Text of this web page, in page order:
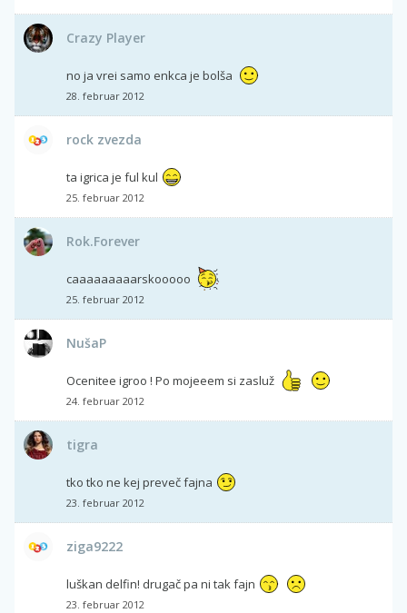
Crazy Player
no ja vrei samo enkca je bolša
28. februar 2012
rock zvezda
ta igrica je ful kul
25. februar 2012
Rok.Forever
caaaaaaaaarskooooo
25. februar 2012
NušaP
Ocenitee igroo ! Po mojeeem si zasluž
24. februar 2012
tigra
tko tko ne kej preveč fajna
23. februar 2012
ziga9222
luškan delfin! drugač pa ni tak fajn
23. februar 2012